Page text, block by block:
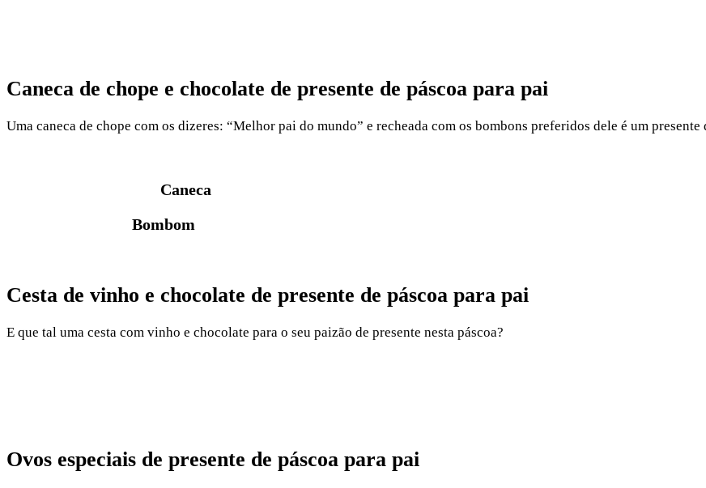
Caneca de chope e chocolate de presente de páscoa para pai
Uma caneca de chope com os dizeres: “Melhor pai do mundo” e recheada com os bombons preferidos dele é um
Caneca
Bombom
Cesta de vinho e chocolate de presente de páscoa para pai
E que tal uma cesta com vinho e chocolate para o seu paizão de presente nesta páscoa?
Ovos especiais de presente de páscoa para pai